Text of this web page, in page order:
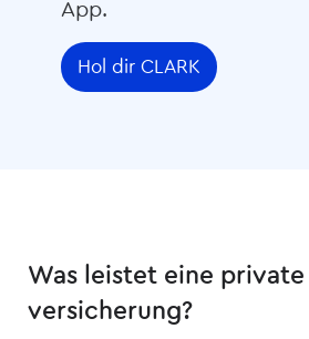
App.
Hol dir CLARK
Was leistet eine
versicherung?